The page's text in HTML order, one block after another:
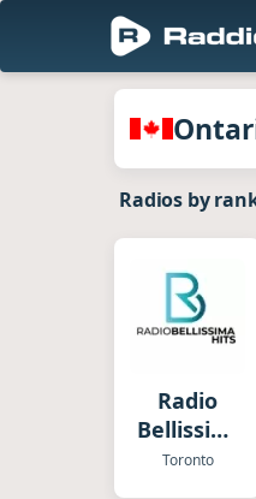
Radios of
Radios by
Radio
Bellissima
Hits
Toronto